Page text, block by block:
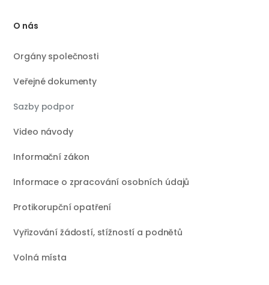
O nás
Orgány společnosti
Veřejné dokumenty
Sazby podpor
Video návody
Informační zákon
Informace o zpracování osobních údajů
Protikorupční opatření
Vyřizování žádostí, stížností a podnětů
Volná místa